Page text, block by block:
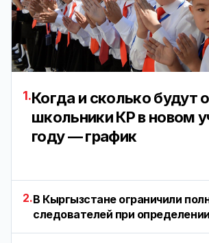
1.Когда и сколько будут
школьники КР в новом
году — график
2.В Кыргызстане ограничили
следователей при